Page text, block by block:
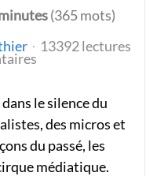
(365 mots)
13392 lectures
le silence du
des micros et
du passé, les
médiatique.